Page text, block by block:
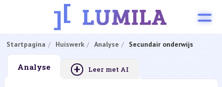
Startpagina Huiswerk Analyse Secundair onderwijs
Analyse + Leer met AI